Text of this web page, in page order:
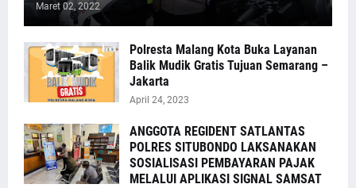
Maret 02, 2022
Polresta Malang Kota Buka Layanan
Balik Mudik Gratis Tujuan Semarang –
Jakarta
April 24, 2023
ANGGOTA REGIDENT SATLANTAS
POLRES SITUBONDO LAKSANAKAN
SOSIALISASI PEMBAYARAN PAJAK
MELALUI APLIKASI SIGNAL SAMSAT